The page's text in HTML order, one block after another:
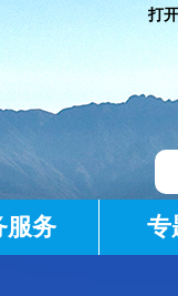
打
服务 专